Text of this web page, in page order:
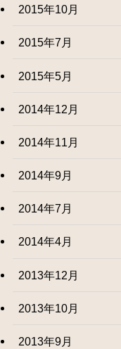
2015年10月
2015年7月
2015年5月
2014年12月
2014年11月
2014年9月
2014年7月
2014年4月
2013年12月
2013年10月
2013年9月